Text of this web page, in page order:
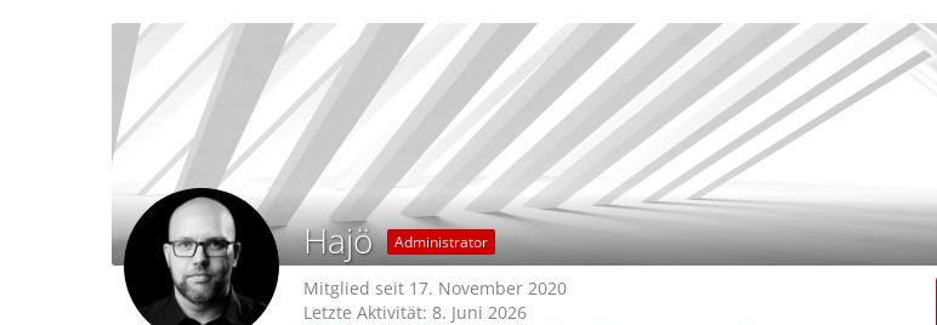
Hajö Administrator
Mitglied seit 17. November 2020
Letzte Aktivität: 8. Juni 2026